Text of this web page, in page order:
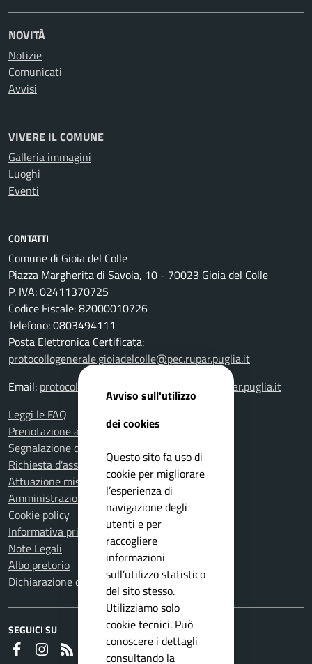
NOVITÀ
Notizie
Comunicati
Avvisi
VIVERE IL COMUNE
Galleria immagini
Luoghi
Eventi
CONTATTI
Comune di Gioia del Colle
Piazza Margherita di Savoia, 10 - 70023 Gioia del Colle
P. IVA: 02411370725
Codice Fiscale: 82000010726
Telefono: 0803494111
Posta Elettronica Certificata:
protocollogenerale.gioiadelcolle@pec.rupar.puglia.it
Email: protocollogenerale.gioiadelcolle@pec.rupar.puglia.it
Leggi le FAQ
Prenotazione appuntamento
Segnalazione disservizio
Richiesta d'assistenza
Attuazione misure PNRR
Amministrazione trasparente
Cookie policy
Informativa privacy
Note Legali
Albo pretorio
Dichiarazione di accessibilità
SEGUICI SU
FaceboookInstagram
Avviso sull'utilizzo
dei cookies
Questo sito fa uso di
cookie per migliorare
l’esperienza di
navigazione degli
utenti e per
raccogliere
informazioni
sull’utilizzo statistico
del sito stesso.
Utilizziamo solo
cookie tecnici. Può
conoscere i dettagli
consultando la